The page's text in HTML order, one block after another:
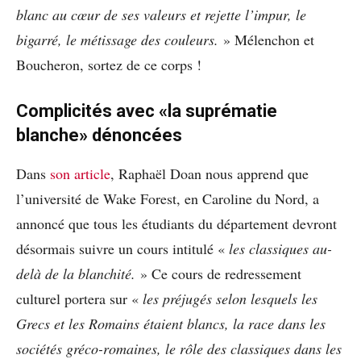
blanc au cœur de ses valeurs et rejette l’impur, le
bigarré, le métissage des couleurs. » Mélenchon et
Boucheron, sortez de ce corps !
Complicités avec «la suprématie
blanche» dénoncées
Dans son article, Raphaël Doan nous apprend que
l’université de Wake Forest, en Caroline du Nord, a
annoncé que tous les étudiants du département devront
désormais suivre un cours intitulé « les classiques au-
delà de la blanchité. » Ce cours de redressement
culturel portera sur « les préjugés selon lesquels les
Grecs et les Romains étaient blancs, la race dans les
sociétés gréco-romaines, le rôle des classiques dans les